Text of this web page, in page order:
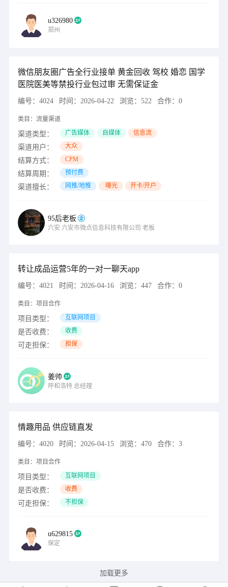
u326980
郑州
微信朋友圈广告全行业接单 黄金回收 驾校 婚恋 国学
医院医美等禁投行业包过审 无需保证金
编号： 4024 时间： 2026-04-22 浏览： 522 合作： 0
类目： 流量渠道
渠道类型： 广告媒体 自媒体 信息流
渠道用户： 大众
结算方式： CPM
结算周期： 预付费
渠道擅长： 网推/地推 曝光 开卡/开户
95后老板
六安 六安市微点信息科技有限公司 老板
转让成品运营5年的一对一聊天app
编号： 4021 时间： 2026-04-16 浏览： 447 合作： 0
类目： 项目合作
项目类型： 互联网项目
是否收费： 收费
可走担保： 担保
姜帅
呼和浩特 总经理
情趣用品 供应链直发
编号： 4020 时间： 2026-04-15 浏览： 470 合作： 3
类目： 项目合作
项目类型： 互联网项目
是否收费： 收费
可走担保： 不担保
u629815
保定
加载更多